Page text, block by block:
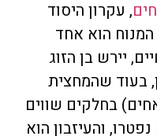
, עקרון היסוד
המנוח הוא אחד
יירש בן הזוג
בעוד שהמחצית
בחלקים שווים
והעיזבון הוא